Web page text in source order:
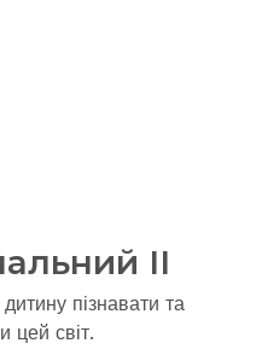
II
пізнавати та
цей світ.